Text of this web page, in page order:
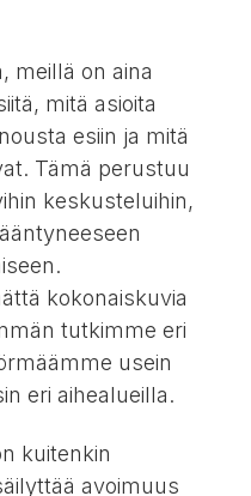
meillä on aina
mitä asioita
esiin ja mitä
Tämä perustuu
keskusteluihin,
kokonaiskuvia
tutkimme eri
usein
eri aihealueilla.
kuitenkin
avoimuus